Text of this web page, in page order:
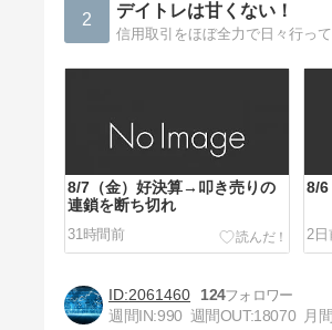
2 デイトレは甘くない！
信用取引をほぼ全力で日々行っ
8/7（金）好決算→叩き売りの
連鎖を断ち切れ
31時間前
8/6
2日
2061460
124
週間IN:990 週間OUT:18070 月